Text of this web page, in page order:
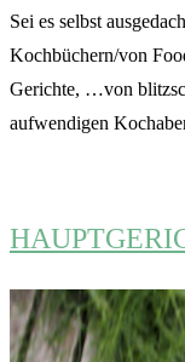
Sei es selbst
Kochbüchern/von
Gerichte, …von
aufwendigen